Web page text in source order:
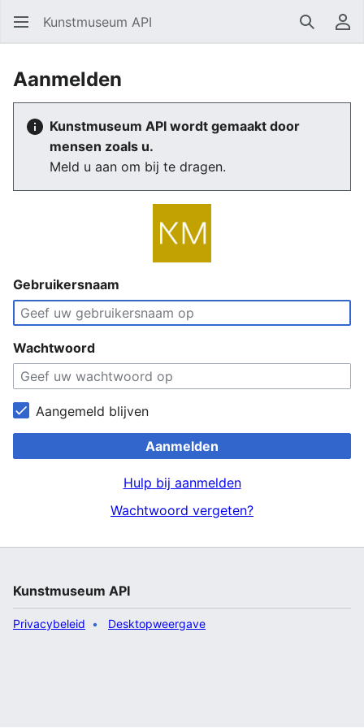
Kunstmuseum API Zoeken
Aanmelden
Kunstmuseum API wordt gemaakt door
mensen zoals u.
Meld u aan om bij te dragen.
Gebruikersnaam
Wachtwoord
Aangemeld blijven
Aanmelden
Hulp bij aanmelden
Wachtwoord vergeten?
Kunstmuseum API
Privacybeleid Desktopweergave